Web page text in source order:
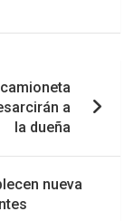
a
la dueña
nueva